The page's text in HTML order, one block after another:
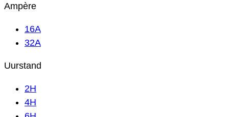
Ampère
16A
32A
Uurstand
2H
4H